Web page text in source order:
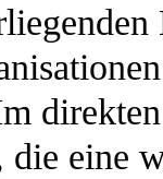
die eine